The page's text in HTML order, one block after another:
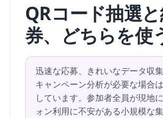
QRコード抽選
券、どちらを使
迅速な応募、きれいなデータ収
キャンペーン分析が必要な場合
しています。参加者全員が現地
ォン利用に不安がある小規模な